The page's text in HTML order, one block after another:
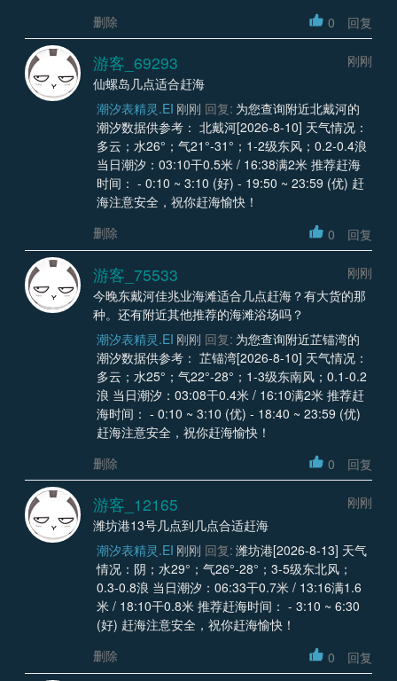
删除
0 回复
游客_69293
刚刚
仙螺岛几点适合赶海
潮汐表精灵.EI 刚刚 回复: 为您查询附近北戴河的
潮汐数据供参考： 北戴河[2026-8-10] 天气情况：
多云；水26°；气21°-31°；1-2级东风；0.2-0.4浪
当日潮汐：03:10干0.5米 / 16:38满2米 推荐赶海
时间： - 0:10 ~ 3:10 (好) - 19:50 ~ 23:59 (优) 赶
海注意安全，祝你赶海愉快！
删除
0 回复
游客_75533
刚刚
今晚东戴河佳兆业海滩适合几点赶海？有大货的那
种。还有附近其他推荐的海滩浴场吗？
潮汐表精灵.EI 刚刚 回复: 为您查询附近芷锚湾的
潮汐数据供参考： 芷锚湾[2026-8-10] 天气情况：
多云；水25°；气22°-28°；1-3级东南风；0.1-0.2
浪 当日潮汐：03:08干0.4米 / 16:10满2米 推荐赶
海时间： - 0:10 ~ 3:10 (优) - 18:40 ~ 23:59 (优)
赶海注意安全，祝你赶海愉快！
删除
0 回复
游客_12165
刚刚
潍坊港13号几点到几点合适赶海
潮汐表精灵.EI 刚刚 回复: 潍坊港[2026-8-13] 天气
情况：阴；水29°；气26°-28°；3-5级东北风；
0.3-0.8浪 当日潮汐：06:33干0.7米 / 13:16满1.6
米 / 18:10干0.8米 推荐赶海时间： - 3:10 ~ 6:30
(好) 赶海注意安全，祝你赶海愉快！
删除
0 回复